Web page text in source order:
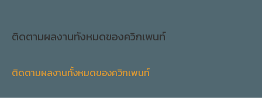
ติดตามผลงานทั้งหมดของควิกเพนท์
ติดตามผลงานทั้งหมดของควิกเพนท์